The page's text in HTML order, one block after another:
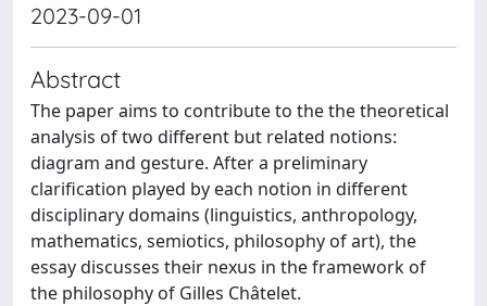
2023-09-01
Abstract
The paper aims to contribute to the the theoretical
analysis of two different but related notions:
diagram and gesture. After a preliminary
clarification played by each notion in different
disciplinary domains (linguistics, anthropology,
mathematics, semiotics, philosophy of art), the
essay discusses their nexus in the framework of
the philosophy of Gilles Châtelet.